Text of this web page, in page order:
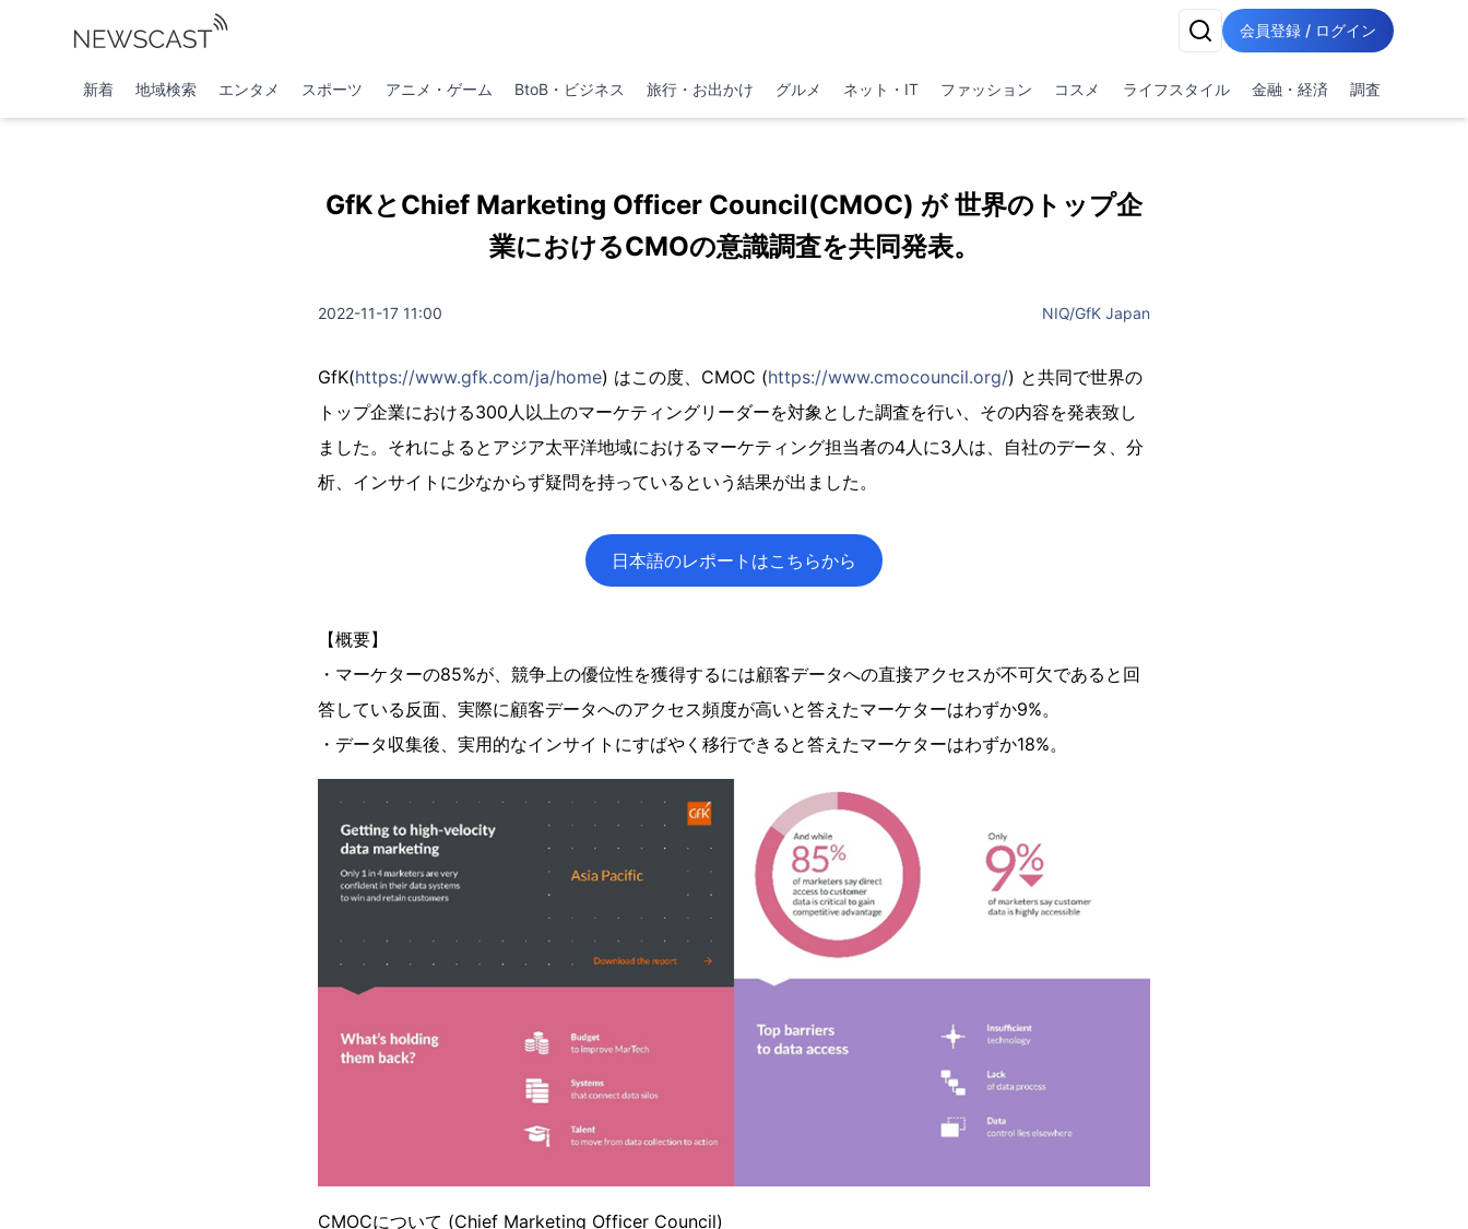
会員登録 / ログイン
新着 地域検索 エンタメ スポーツ アニメ・ゲーム BtoB・ビジネス 旅行・お出かけ グルメ ネット・IT ファッション コスメ ライフスタイル 金融・経済 調査
GfKとChief Marketing Officer Council(CMOC) が 世界のトップ企
業におけるCMOの意識調査を共同発表。
2022-11-17 11:00 NIQ/GfK Japan
GfK(https://www.gfk.com/ja/home) はこの度、CMOC (https://www.cmocouncil.org/) と共同で世界の
トップ企業における300人以上のマーケティングリーダーを対象とした調査を行い、その内容を発表致し
ました。それによるとアジア太平洋地域におけるマーケティング担当者の4人に3人は、自社のデータ、分
析、インサイトに少なからず疑問を持っているという結果が出ました。
日本語のレポートはこちらから
【概要】
・マーケターの85%が、競争上の優位性を獲得するには顧客データへの直接アクセスが不可欠であると回
答している反面、実際に顧客データへのアクセス頻度が高いと答えたマーケターはわずか9%。
・データ収集後、実用的なインサイトにすばやく移行できると答えたマーケターはわずか18%。
CMOCについて (Chief Marketing Officer Council)